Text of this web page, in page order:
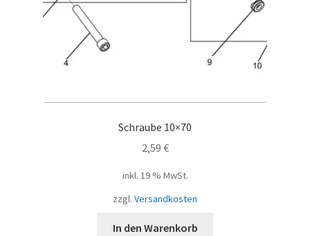
Schraube 10×70
2,59 €
inkl. 19 % MwSt.
zzgl. Versandkosten
In den Warenkorb